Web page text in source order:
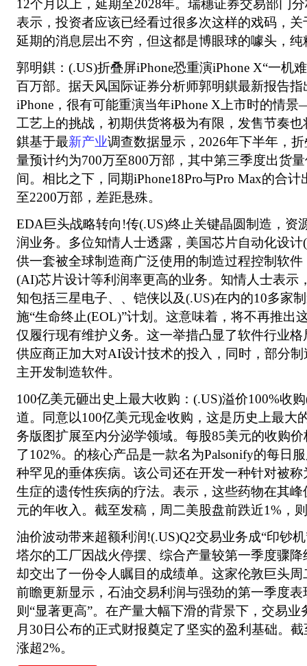
12个月以上，延期至2028年。瑞穗证券交易部门
表示，投资者应该已经看过很多次这样的戏码，
延期的消息层出不穷，但这都是博眼球的噱头，纯
郭明錤：(.US)折叠屏iPhone恐重演iPhone X“一机
百万部。据天风国际证券分析师郭明錤最新报告
iPhone，很有可能重演当年iPhone X上市时的情
工艺上的挑战，初期供货将极为有限，发售节奏
錤基于最新产业调查数据显示，2026年下半年，
量预计约为700万至800万部，其中第三季度出货
间。相比之下，同期iPhone18Pro与Pro Max的合
至2200万部，差距悬殊。
EDA巨头战略转向!传(.US)终止关键晶圆制造，资
润业务。多位知情人士透露，美国芯片自动化设
供一套被全球制造商广泛使用的制造过程控制软
(AI)芯片设计等利润率更高的业务。知情人士表示
知包括三星电子、、铠侠以及(.US)在内的10多家
施“生命终止(EOL)”计划。这意味着，将不再推出
仅履行现有维护义务。这一举措凸显了软件行业
供应商正加大对AI设计技术的投入，同时，部分
主开发制造软件。
100亿美元砸出史上最大收购：(.US)溢价100%收
道。同意以100亿美元现金收购，这是历史上最大
务版图扩展至内分泌学领域。每股85美元的收购
了102%。的核心产品是一款名为Palsonify的每日
种罕见的垂体疾病。该公司还在开发一种针对被
生症的遗传性疾病的疗法。表示，这些药物在其
元的年收入。截至发稿，周二美股盘前跌近1%，
油价波动带来超额利润!(.US)Q2交易业务成“印钞
塔尔的工厂因战火停摆、综合产量较第一季度骤
却交出了一份令人瞩目的成绩单。这家伦敦巨头
前瞻更新显示，石油交易利润与强劲的第一季度
则“显著更高”。在产量大幅下滑的背景下，交易
月30日公布的正式财报奠定了坚实的盈利基础。
涨超2%。